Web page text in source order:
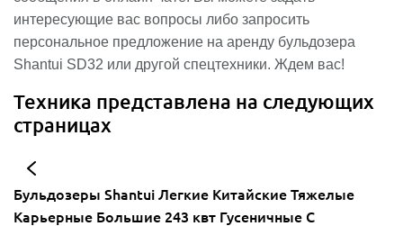
интересующие вас вопросы либо запросить
персональное предложение на аренду бульдозера
Shantui SD32 или другой спецтехники. Ждем вас!
Техника представлена на следующих
страницах
Бульдозеры Shantui Легкие Китайские Тяжелые
Карьерные Большие 243 квт Гусеничные С